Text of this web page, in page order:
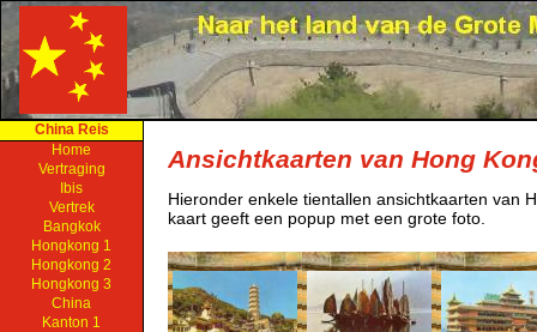
China Reis
Home
Vertraging
Ibis
Vertrek
Bangkok
Hongkong 1
Hongkong 2
Hongkong 3
China
Kanton 1
Ansichtkaarten van Hong
Hieronder enkele tientallen ansichtkaarten van
kaart geeft een popup met een grote foto.